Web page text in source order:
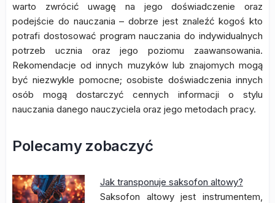
warto zwrócić uwagę na jego doświadczenie oraz
podejście do nauczania – dobrze jest znaleźć kogoś kto
potrafi dostosować program nauczania do indywidualnych
potrzeb ucznia oraz jego poziomu zaawansowania.
Rekomendacje od innych muzyków lub znajomych mogą
być niezwykle pomocne; osobiste doświadczenia innych
osób mogą dostarczyć cennych informacji o stylu
nauczania danego nauczyciela oraz jego metodach pracy.
Polecamy zobaczyć
Jak transponuje saksofon altowy?
Saksofon altowy jest instrumentem,